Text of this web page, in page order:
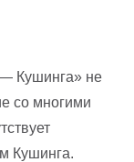
— Кушинга» не
со многими
Кушинга.